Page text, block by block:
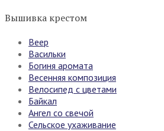
Вышивка крестом
Веер
Васильки
Богиня аромата
Весенняя композиция
Велосипед с цветами
Байкал
Ангел со свечой
Сельское ухаживание